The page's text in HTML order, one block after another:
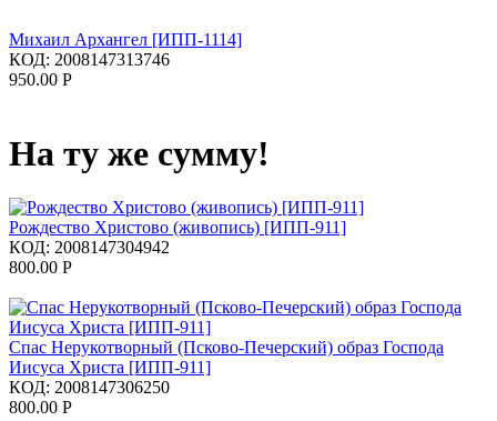
Михаил Архангел [ИПП-1114]
КОД: 2008147313746
950.00 Р
На ту же сумму!
Рождество Христово (живопись) [ИПП-911]
КОД: 2008147304942
800.00 Р
Спас Нерукотворный (Псково-Печерский) образ Господа
Иисуса Христа [ИПП-911]
КОД: 2008147306250
800.00 Р